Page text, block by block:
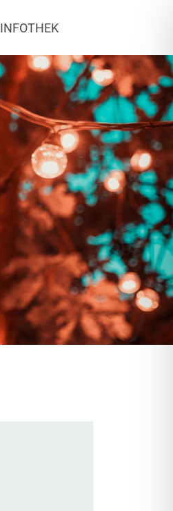
INFOTHEK